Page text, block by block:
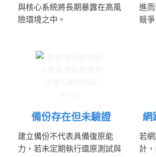
與核心系統將長期暴露在高風
險環境之中。
進
競爭
備份存在但未驗證
建立備份不代表具備復原能
力，若未定期執行還原測試與
網
若
計